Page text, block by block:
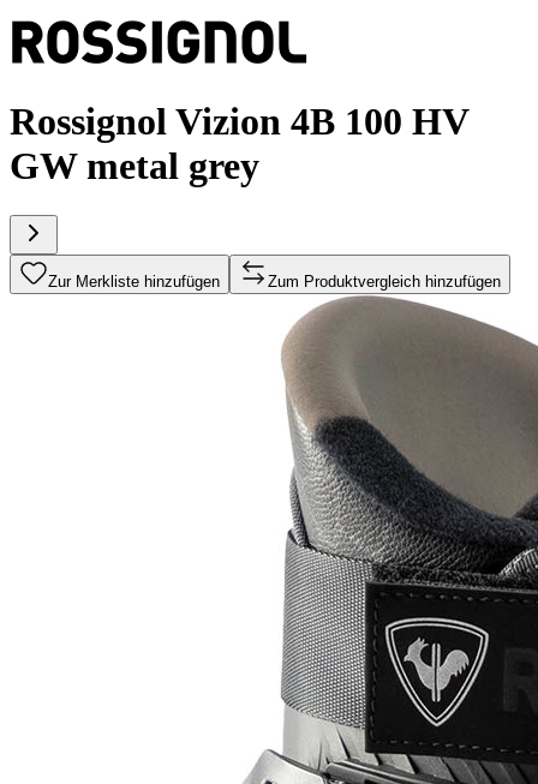
Rossignol Vizion 4B 100 HV
GW metal grey
Zur Merkliste hinzufügen Zum Produktvergleich hinzufügen